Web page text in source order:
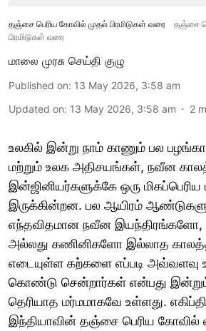
தஞ்சை பெரிய கோவில் முதல் பிரமிடுகள் வரை
தஞ்சை
பிரமிடுகள் வரை
மாலை முரசு செய்தி குழு
Published on: 13 May 2026, 3:58 am
Updated on: 13 May 2026, 3:58 am 2
உலகில் இன்று நாம் காணும் பல
மற்றும் உலக அதிசயங்கள், நவீன
இன்ஜினியர்களுக்கே ஒரு மிகப்பெரிய
இருக்கின்றன. பல ஆயிரம்
எந்தவிதமான நவீன
அல்லது கணினிகளோ இல்லாத
எடையுள்ள கற்களை எப்படி அவ்வளவு
கொண்டு சென்றார்கள் என்பது இன்றும்
தெரியாத மர்மமாகவே உள்ளது.
இந்தியாவின் தஞ்சை பெரிய